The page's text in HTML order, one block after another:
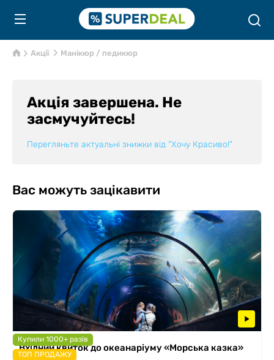
Акції Манікюр / педикюр
Акція завершена. Не
засмучуйтесь!
Перегляньте актуальні знижки від "Хочу Красиво!"
Вас можуть зацікавити
Купили 1000+ разів
ТОП ПРОДАЖУ
Вхідний квиток до океанаріуму «Морська казка»